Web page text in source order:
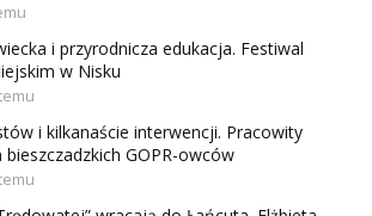
i przyrodnicza edukacja. Festiwal
w Nisku
i kilkanaście interwencji. Pracowity
GOPR-owców